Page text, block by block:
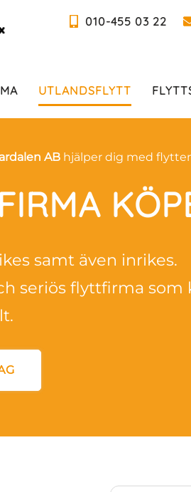
010-455 03 22
UTLANDSFLYTT
AB hjälper dig med
samt även inrikes.
seriös flyttfirma som